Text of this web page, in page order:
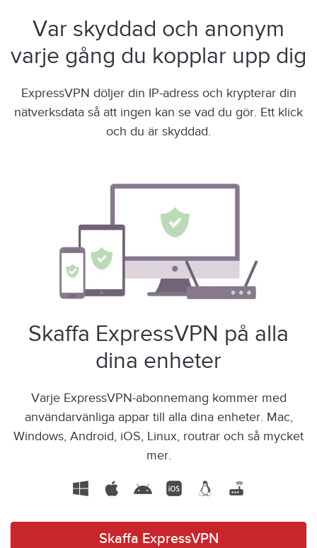
Var skyddad och anonym
varje gång du kopplar upp dig
ExpressVPN döljer din IP-adress och krypterar din
nätverksdata så att ingen kan se vad du gör. Ett klick
och du är skyddad.
Skaffa ExpressVPN på alla
dina enheter
Varje ExpressVPN-abonnemang kommer med
användarvänliga appar till alla dina enheter. Mac,
Windows, Android, iOS, Linux, routrar och så mycket
mer.
Skaffa ExpressVPN